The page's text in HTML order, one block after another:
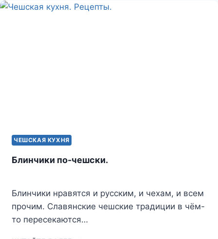
ЧЕШСКАЯ КУХНЯ
Блинчики по-чешски.
Блинчики нравятся и русским, и чехам, и всем
прочим. Славянские чешские традиции в чём-
то пересекаются…